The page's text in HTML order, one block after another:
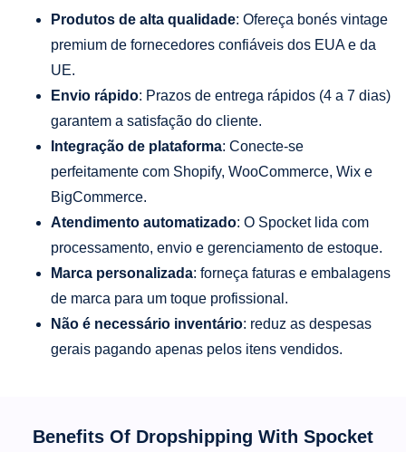
Produtos de alta qualidade: Ofereça bonés vintage
premium de fornecedores confiáveis dos EUA e da
UE.
Envio rápido: Prazos de entrega rápidos (4 a 7 dias)
garantem a satisfação do cliente.
Integração de plataforma: Conecte-se
perfeitamente com Shopify, WooCommerce, Wix e
BigCommerce.
Atendimento automatizado: O Spocket lida com
processamento, envio e gerenciamento de estoque.
Marca personalizada: forneça faturas e embalagens
de marca para um toque profissional.
Não é necessário inventário: reduz as despesas
gerais pagando apenas pelos itens vendidos.
Benefits Of Dropshipping With Spocket